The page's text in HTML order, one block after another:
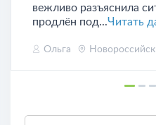
вежливо разъяснила
продлён под...Читать
Ольга Новороссийск